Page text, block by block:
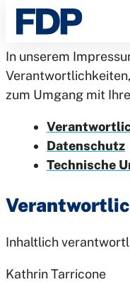
Direkt
zum
Inhalt
In unserem
zum Umgang mit
Datenschutz
Technische
Inhaltlich
Kathrin Tarricone